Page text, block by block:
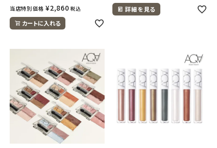
当店特別価格 ¥2,860 税込
カートに入れる
詳細を見る